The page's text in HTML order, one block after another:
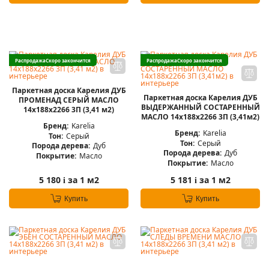
РаспродажаСкоро закончится
Паркетная доска Карелия ДУБ
ПРОМЕНАД СЕРЫЙ МАСЛО
14x188x2266 3П (3,41 м2)
Бренд: Karelia
Тон: Серый
Порода дерева: Дуб
Покрытие: Масло
5 180 iза 1 м2
Купить
РаспродажаСкоро закончится
Паркетная доска Карелия ДУБ
ВЫДЕРЖАННЫЙ СОСТАРЕННЫЙ
МАСЛО 14x188x2266 3П (3,41м2)
Бренд: Karelia
Тон: Серый
Порода дерева: Дуб
Покрытие: Масло
5 181 iза 1 м2
Купить